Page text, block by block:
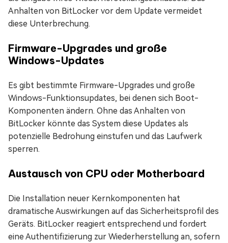
Anhalten von BitLocker vor dem Update vermeidet
diese Unterbrechung.
Firmware-Upgrades und große
Windows-Updates
Es gibt bestimmte Firmware-Upgrades und große
Windows-Funktionsupdates, bei denen sich Boot-
Komponenten ändern. Ohne das Anhalten von
BitLocker könnte das System diese Updates als
potenzielle Bedrohung einstufen und das Laufwerk
sperren.
Austausch von CPU oder Motherboard
Die Installation neuer Kernkomponenten hat
dramatische Auswirkungen auf das Sicherheitsprofil des
Geräts. BitLocker reagiert entsprechend und fordert
eine Authentifizierung zur Wiederherstellung an, sofern